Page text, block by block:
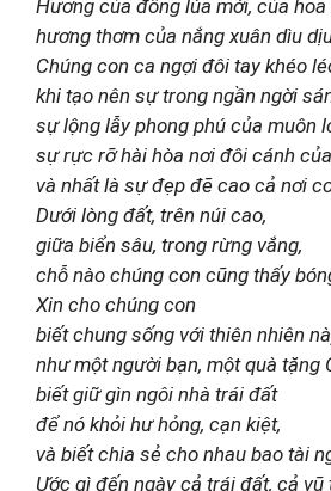
Hương của đồng lúa mới, của hoa
hương thơm của nắng xuân dìu
Chúng con ca ngợi đôi tay khéo
khi tạo nên sự trong ngần ngời
sự lộng lẫy phong phú của muôn
sự rực rỡ hài hòa nơi đôi cánh
và nhất là sự đẹp đẽ cao cả nơi
Dưới lòng đất, trên núi cao,
giữa biển sâu, trong rừng vắng,
chỗ nào chúng con cũng thấy
Xin cho chúng con
biết chung sống với thiên nhiên
như một người bạn, một quà tặng
biết giữ gìn ngôi nhà trái đất
để nó khỏi hư hỏng, cạn kiệt,
và biết chia sẻ cho nhau bao tài
Ước gì đến ngày cả trái đất, cả vũ